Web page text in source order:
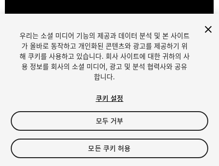
Cookie Settings
1/ 7
$15
세금/부가세는 결제 시 반영됩니다.
우리는 소셜 미디어 기능의 제공과 데이터 분석 및 본 사이트
가 올바로 동작하고 개인화된 콘텐츠와 광고를 제공하기 위
해 쿠키를 사용하고 있습니다. 회사 사이트에 대한 귀하의 사
용 정보를 회사의 소셜 미디어, 광고 및 분석 협력사와 공유
합니다.
쿠키 설정
모두 거부
모든 쿠키 허용